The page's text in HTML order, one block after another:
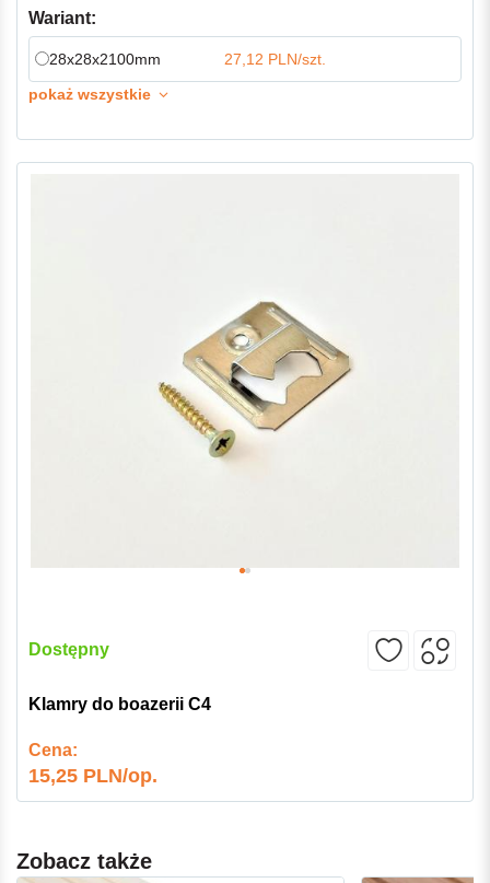
Wariant:
28x28x2100mm
27,12 PLN/szt.
pokaż wszystkie
Dostępny
Klamry do boazerii C4
Cena:
15,25 PLN/op.
Zobacz także